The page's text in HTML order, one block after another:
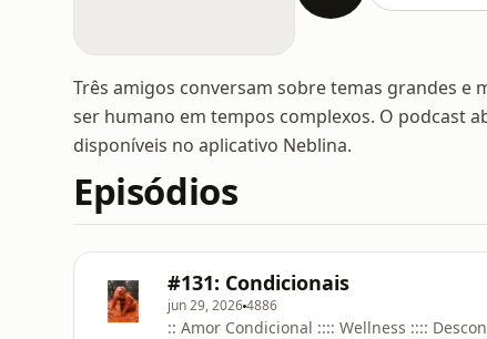
Três amigos conversam sobre temas grandes e
ser humano em tempos complexos. O podcast
disponíveis no aplicativo Neblina.
Episódios
#131: Condicionais
jun 29, 20264886
:: Amor Condicional :::: Wellness ::::